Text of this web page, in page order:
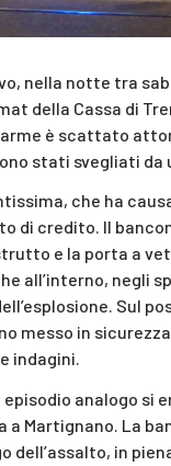
nella notte tra
della Cassa di
è scattato
stati svegliati da
che ha
di credito. Il
e la porta a
all’interno, negli
Sul
messo in
indagini.
episodio analogo si
a Martignano. La
dell’assalto, in